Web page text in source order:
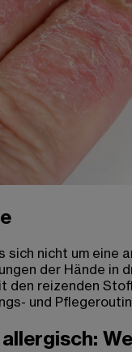
sich nicht um
der Hände in
den reizenden
und